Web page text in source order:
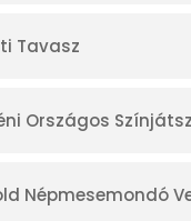
Tavasz
Országos
Népmesemondó